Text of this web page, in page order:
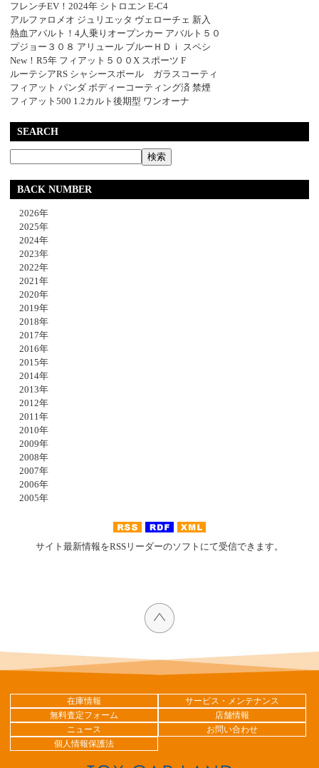
フレンチEV！2024年 シトロエン E-C4
アルファロメオ ジュリエッタ ヴェローチェ 新入
熱血アバルト！4人乗りオープンカー アバルト５０
プジョー３０８ アリュール ブルーＨＤｉ スペシ
New！R5年 フィアット５００X スポーツ F
ルーテシアRS シャシースポール ガラスコーティ
フィアット パンダ ボディーコーティング済 禁煙
フィアット500 1.2カルト後期型 ワンオーナ
SEARCH
BACK NUMBER
2026年
2025年
2024年
2023年
2022年
2021年
2020年
2019年
2018年
2017年
2016年
2015年
2014年
2013年
2012年
2011年
2010年
2009年
2008年
2007年
2006年
2005年
サイト最新情報をRSSリーダーのソフトにて受信できます。
在庫情報
サービス・メンテナンス
無料査定フォーム
店舗情報
ニュース
お問い合わせ
個人情報保護法